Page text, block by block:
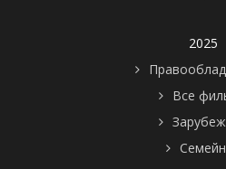
2025
Все